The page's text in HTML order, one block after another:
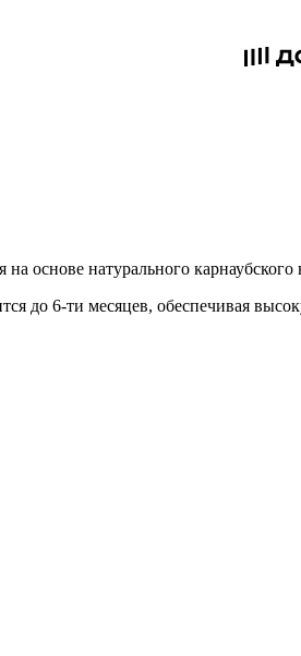
основе натурального
до 6-ти месяцев, обеспечивая